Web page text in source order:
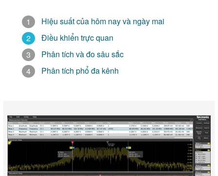
Dịch vụ
Hiệu suất của hôm nay và ngày mai
Điều khiển trực quan
Phân tích và đo sâu sắc
Phân tích phổ đa kênh